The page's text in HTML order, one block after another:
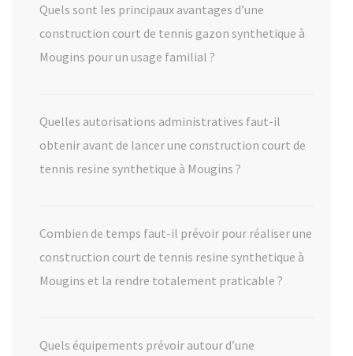
Quels sont les principaux avantages d’une
construction court de tennis gazon synthetique à
Mougins pour un usage familial ?
Quelles autorisations administratives faut-il
obtenir avant de lancer une construction court de
tennis resine synthetique à Mougins ?
Combien de temps faut-il prévoir pour réaliser une
construction court de tennis resine synthetique à
Mougins et la rendre totalement praticable ?
Quels équipements prévoir autour d’une